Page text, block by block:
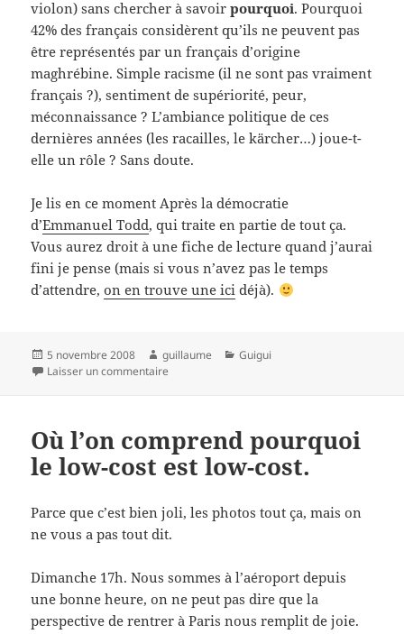
violon) sans chercher à savoirpourquoi. Pourquoi
42% des français considèrent qu’ils ne peuvent pas
être représentés par un français d’origine
maghrébine. Simple racisme (il ne sont pas vraiment
français ?), sentiment de supériorité, peur,
méconnaissance ? L’ambiance politique de ces
dernières années (lesracailles, le kärcher…) joue-t-
elle un rôle ? Sans doute.
Je lis en ce momentAprès la démocratie
d’Emmanuel Todd, qui traite en partie de tout ça.
Vous aurez droit à une fiche de lecture quand j’aurai
fini je pense (mais si vous n’avez pas le temps
d’attendre,on en trouve une ici déjà).
Publié
le
5 novembre 2008 Auteur
guillaume Catégories
Guigui
Laisser un commentaire
Où l’on comprend pourquoi
le low-cost est low-cost.
Parce que c’est bien joli, les photos tout ça, mais on
ne vous a pas tout dit.
Dimanche 17h. Nous sommes à l’aéroport depuis
une bonne heure, on ne peut pas dire que la
perspective de rentrer à Paris nous remplit de joie.